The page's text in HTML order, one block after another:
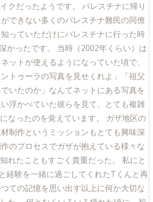
クだったようです。 パレスチナに帰り
できない多くのパレスチナ難民の同僚
っていただけにパレスチナに行った時
かったです。 当時（2002年くらい）は
ットが使えるようになっていた頃で、
ントゥーラの写真を見せくれよ」「祖父
いたのか」なんてネットにある写真を
浮かべていた彼らを見て、とても複雑
なったのを覚えています。 ガザ地区の
制作というミッションもとても興味深
のプロセスでガザが抱えている様々な
れたこともすごく貴重だった。 私にと
経験を一緒に過ごしてくれたTくんと再
ての記憶を思い出す以上に何か大切な